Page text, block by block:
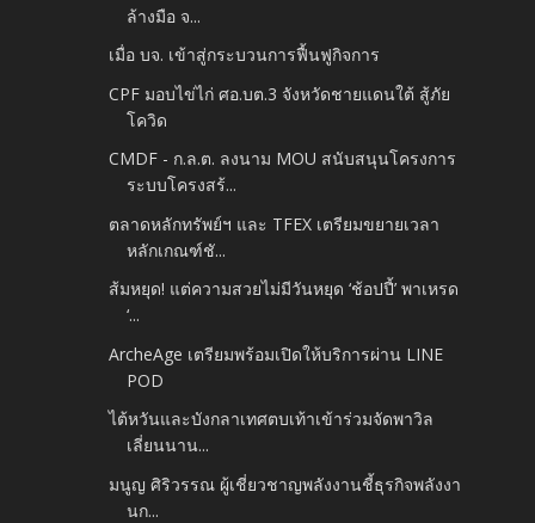
ล้างมือ จ...
เมื่อ บจ. เข้าสู่กระบวนการฟื้นฟูกิจการ
CPF มอบไข่ไก่ ศอ.บต.3 จังหวัดชายแดนใต้ สู้ภัย
โควิด
CMDF - ก.ล.ต. ลงนาม MOU สนับสนุนโครงการ
ระบบโครงสร้...
ตลาดหลักทรัพย์ฯ และ TFEX เตรียมขยายเวลา
หลักเกณฑ์ชั...
ส้มหยุด! แต่ความสวยไม่มีวันหยุด ‘ช้อปปี้’ พาเหรด
‘...
ArcheAge เตรียมพร้อมเปิดให้บริการผ่าน LINE
POD
ไต้หวันและบังกลาเทศตบเท้าเข้าร่วมจัดพาวิล
เลี่ยนนาน...
มนูญ ศิริวรรณ ผู้เชี่ยวชาญพลังงานชี้ธุรกิจพลังงา
นก...